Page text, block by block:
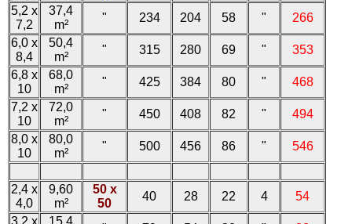
5,2 x
7,2
37,4
m²
" 234 204 58 "
266
6,0 x
8,4
50,4
m²
" 315 280 69 "
353
6,8 x
10
68,0
m²
" 425 384 80 "
468
7,2 x
10
72,0
m²
" 450 408 82 "
494
8,0 x
10
80,0
m²
" 500 456 86 " 546
2,4 x
4,0
9,60
m²
50 x
50
40 28 22 4
54
3,2 x
15,4